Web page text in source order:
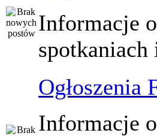
Informacje
Ogłoszenia
Informacje